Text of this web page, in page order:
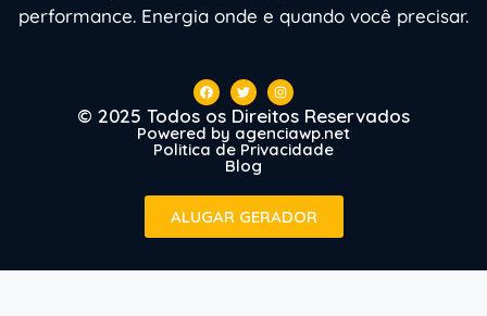
performance. Energia onde e quando você precisar.
© 2025 Todos os Direitos Reservados
Powered by agenciawp.net
Politica de Privacidade
Blog
ALUGAR GERADOR